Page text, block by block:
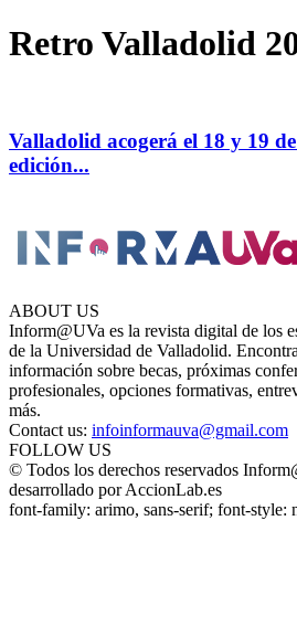
Retro Valladolid
Valladolid acogerá el 18 y 19
edición...
ABOUT US
Inform@UVa es la revista digital de los
de la Universidad de Valladolid.
información sobre becas, próximas
profesionales, opciones formativas,
más.
Contact us: infoinformauva@gmail.com
FOLLOW US
© Todos los derechos reservados
desarrollado por AccionLab.es
font-family: arimo, sans-serif; font-style: